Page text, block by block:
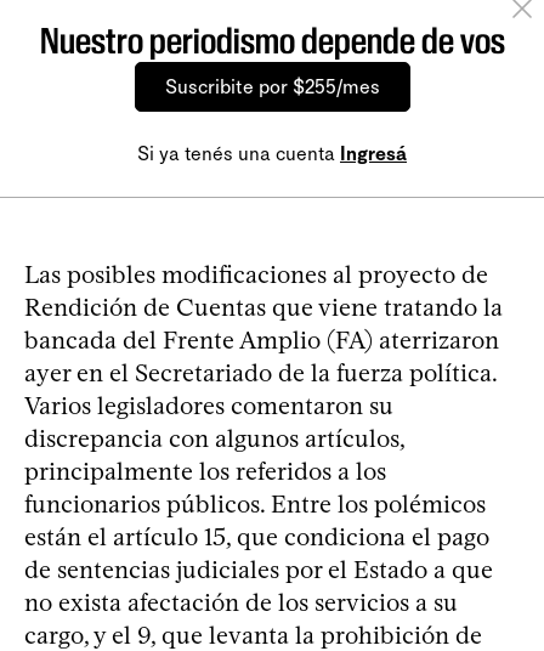
Nuestro periodismo depende de vos
Suscribite por $255/mes
Si ya tenés una cuenta Ingresá
Las posibles modificaciones al proyecto de
Rendición de Cuentas que viene tratando la
bancada del Frente Amplio (FA) aterrizaron
ayer en el Secretariado de la fuerza política.
Varios legisladores comentaron su
discrepancia con algunos artículos,
principalmente los referidos a los
funcionarios públicos. Entre los polémicos
están el artículo 15, que condiciona el pago
de sentencias judiciales por el Estado a que
no exista afectación de los servicios a su
cargo, y el 9, que levanta la prohibición de